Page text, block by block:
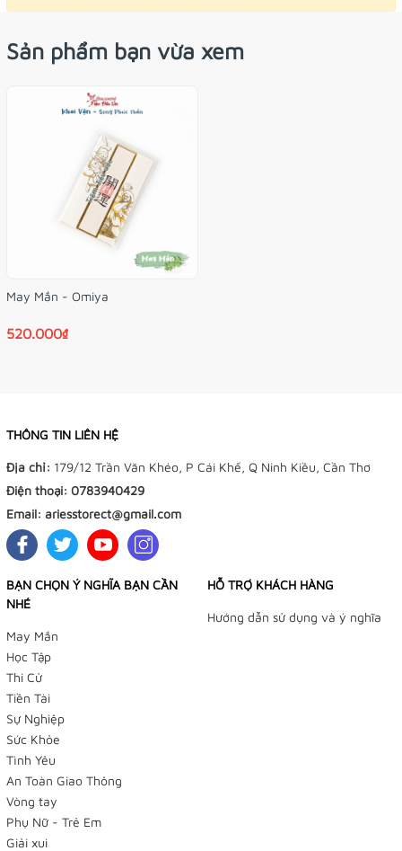
Sản phẩm bạn vừa xem
May Mắn - Omiya
520.000₫
THÔNG TIN LIÊN HỆ
Địa chỉ: 179/12 Trần Văn Khéo, P Cái Khế, Q Ninh Kiều, Cần Thơ
Điện thoại: 0783940429
Email: ariesstorect@gmail.com
BẠN CHỌN Ý NGHĨA BẠN CẦN
NHÉ
May Mắn
Học Tập
Thi Cử
Tiền Tài
Sự Nghiệp
Sức Khỏe
Tình Yêu
An Toàn Giao Thông
Vòng tay
Phụ Nữ - Trẻ Em
Giải xui
HỖ TRỢ KHÁCH HÀNG
Hướng dẫn sử dụng và ý nghĩa